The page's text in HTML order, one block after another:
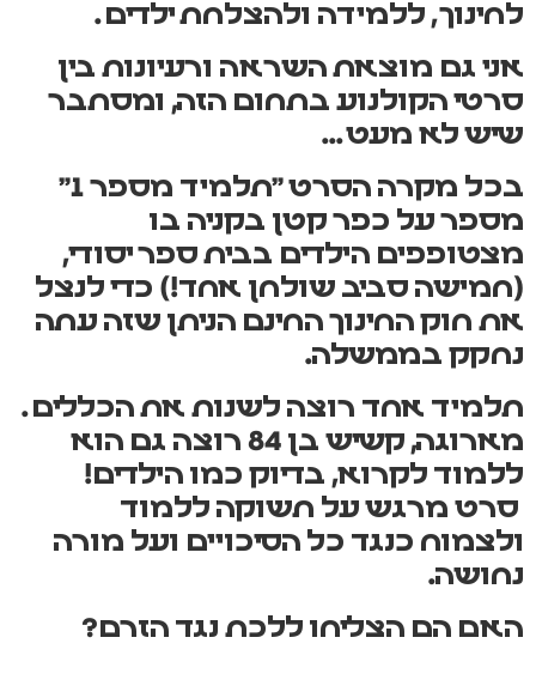
לחינוך, ללמידה ולהצלחת ילדים.
אני גם מוצאת השראה ורעיונות בין
סרטי הקולנוע בתחום הזה, ומסתבר
שיש לא מעט…
בכל מקרה הסרט "תלמיד מספר 1"
מספר על כפר קטן בקניה בו
מצטופפים הילדים בבית ספר יסודי,
(חמישה סביב שולחן אחד!) כדי לנצל
את חוק החינוך החינם הניתן שזה עתה
נחקק בממשלה.
תלמיד אחד רוצה לשנות את הכללים.
מארוגה, קשיש בן 84 רוצה גם הוא
ללמוד לקרוא, בדיוק כמו הילדים!
סרט מרגש על תשוקה ללמוד
ולצמוח כנגד כל הסיכויים ועל מורה
נחושה.
האם הם הצליחו ללכת נגד הזרם?